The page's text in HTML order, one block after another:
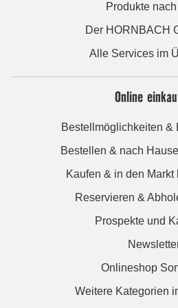
Produkte
Der HORNBACH
Alle Services im
Online
Bestellmöglichkeiten &
Bestellen & nach
Kaufen & in den Markt
Reservieren &
Prospekte und
Onlineshop
Weitere Kategorien